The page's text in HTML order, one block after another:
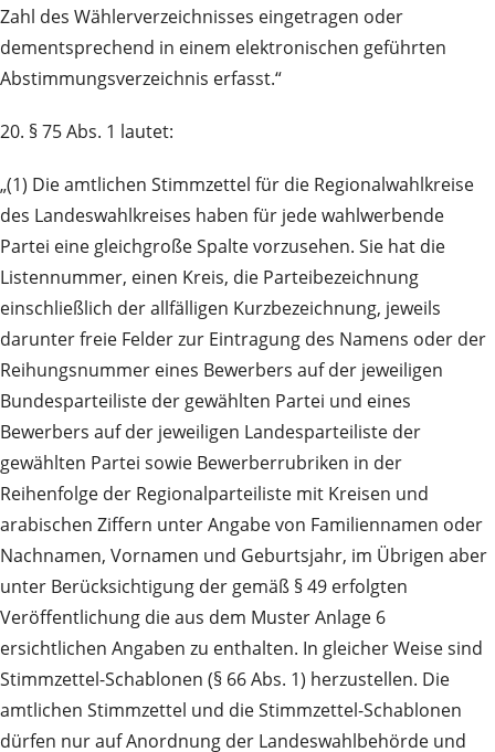
Zahl des Wählerverzeichnisses eingetragen oder
dementsprechend in einem elektronischen geführten
Abstimmungsverzeichnis erfasst.“
20. § 75 Abs. 1 lautet:
„(1) Die amtlichen Stimmzettel für die Regionalwahlkreise
des Landeswahlkreises haben für jede wahlwerbende
Partei eine gleichgroße Spalte vorzusehen. Sie hat die
Listennummer, einen Kreis, die Parteibezeichnung
einschließlich der allfälligen Kurzbezeichnung, jeweils
darunter freie Felder zur Eintragung des Namens oder der
Reihungsnummer eines Bewerbers auf der jeweiligen
Bundesparteiliste der gewählten Partei und eines
Bewerbers auf der jeweiligen Landesparteiliste der
gewählten Partei sowie Bewerberrubriken in der
Reihenfolge der Regionalparteiliste mit Kreisen und
arabischen Ziffern unter Angabe von Familiennamen oder
Nachnamen, Vornamen und Geburtsjahr, im Übrigen aber
unter Berücksichtigung der gemäß § 49 erfolgten
Veröffentlichung die aus dem Muster Anlage 6
ersichtlichen Angaben zu enthalten. In gleicher Weise sind
Stimmzettel-Schablonen (§ 66 Abs. 1) herzustellen. Die
amtlichen Stimmzettel und die Stimmzettel-Schablonen
dürfen nur auf Anordnung der Landeswahlbehörde und